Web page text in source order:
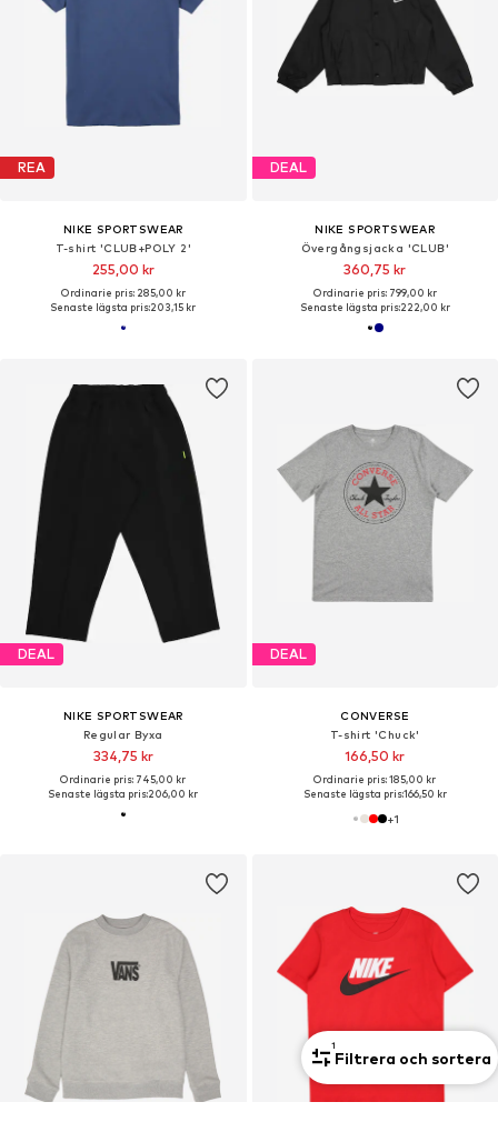
REA
NIKE SPORTSWEAR
T-shirt 'CLUB+POLY 2'
255,00 kr
Ordinarie pris: 285,00 kr
Senaste lägsta pris:203,15 kr
DEAL
NIKE SPORTSWEAR
Övergångsjacka 'CLUB'
360,75 kr
Ordinarie pris: 799,00 kr
Senaste lägsta pris:222,00 kr
DEAL
NIKE SPORTSWEAR
Regular Byxa
334,75 kr
Ordinarie pris: 745,00 kr
Senaste lägsta pris:206,00 kr
DEAL
CONVERSE
T-shirt 'Chuck'
166,50 kr
Ordinarie pris: 185,00 kr
Senaste lägsta pris:166,50 kr
+1
1
Filtrera och sortera